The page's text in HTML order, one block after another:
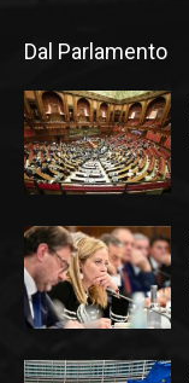
Dal Parlamento